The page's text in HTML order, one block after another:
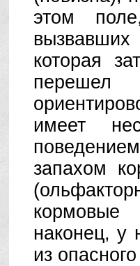
этом
вызвавших
которая
имеет
запахом
наконец, у
из